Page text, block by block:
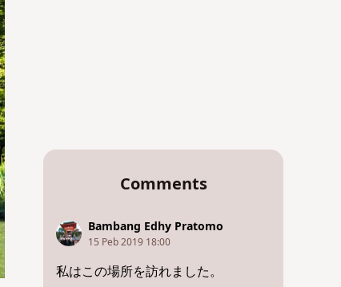
Comments
Bambang Edhy Pratomo
15 Peb 2019 18:00
私はこの場所を訪れました。